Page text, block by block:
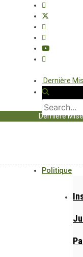
Dernière
Dernière
Politique